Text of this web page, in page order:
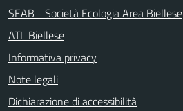
SEAB - Società Ecologia Area Biellese
ATL Biellese
Informativa privacy
Note legali
Dichiarazione di accessibilità